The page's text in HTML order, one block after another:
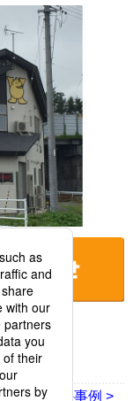
次の事例 >